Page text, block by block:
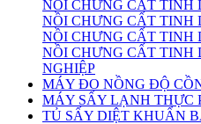
NỒI CHƯNG CẤT TINH
NỒI CHƯNG CẤT TINH
NỒI CHƯNG CẤT TINH
NỒI CHƯNG CẤT TINH
NGHIỆP
MÁY ĐO NỒNG ĐỘ
MÁY SẤY LẠNH THỰC
TỦ SẤY DIỆT KHUẨN